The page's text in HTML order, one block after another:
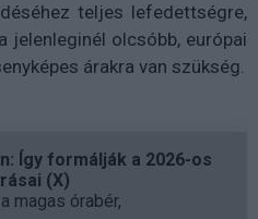
teljes lefedettségre,
jelenleginél olcsóbb, európai
árakra van szükség.
Így formálják a 2026-os
(X)
magas órabér,